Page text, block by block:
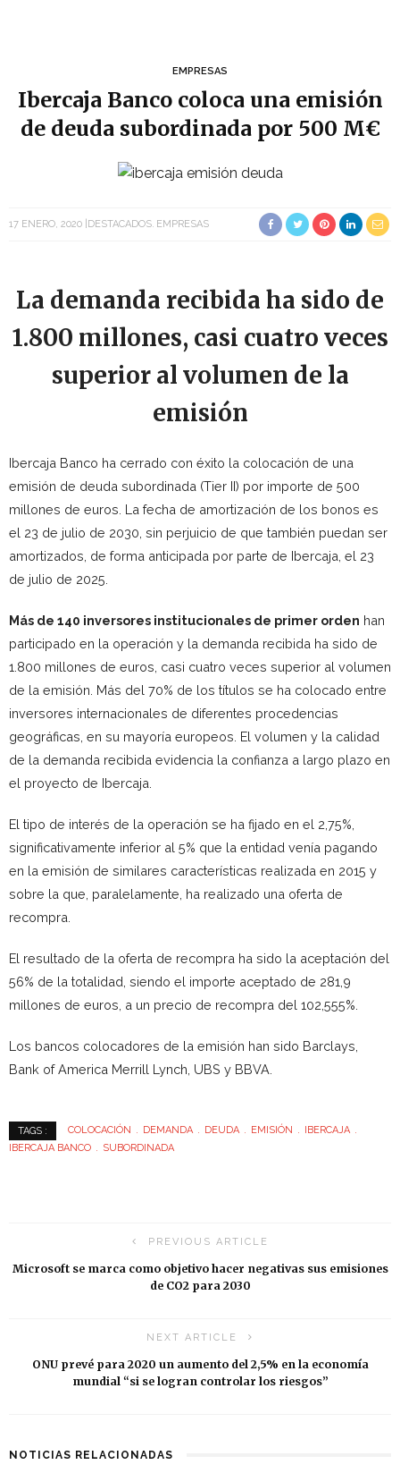
EMPRESAS
Ibercaja Banco coloca una emisión
de deuda subordinada por 500 M€
17 ENERO, 2020 DESTACADOS EMPRESAS
La demanda recibida ha sido de
1.800 millones, casi cuatro veces
superior al volumen de la
emisión
Ibercaja Banco ha cerrado con éxito la colocación de una
emisión de deuda subordinada (Tier II) por importe de 500
millones de euros. La fecha de amortización de los bonos es
el 23 de julio de 2030, sin perjuicio de que también puedan ser
amortizados, de forma anticipada por parte de Ibercaja, el 23
de julio de 2025.
Más de 140 inversores institucionales de primer orden han
participado en la operación y la demanda recibida ha sido de
1.800 millones de euros, casi cuatro veces superior al volumen
de la emisión. Más del 70% de los títulos se ha colocado entre
inversores internacionales de diferentes procedencias
geográficas, en su mayoría europeos. El volumen y la calidad
de la demanda recibida evidencia la confianza a largo plazo en
el proyecto de Ibercaja.
El tipo de interés de la operación se ha fijado en el 2,75%,
significativamente inferior al 5% que la entidad venía pagando
en la emisión de similares características realizada en 2015 y
sobre la que, paralelamente, ha realizado una oferta de
recompra.
El resultado de la oferta de recompra ha sido la aceptación del
56% de la totalidad, siendo el importe aceptado de 281,9
millones de euros, a un precio de recompra del 102,555%.
Los bancos colocadores de la emisión han sido Barclays,
Bank of America Merrill Lynch, UBS y BBVA.
TAGS : COLOCACIÓN DEMANDA DEUDA EMISIÓN
IBERCAJA
IBERCAJA BANCO
SUBORDINADA
PREVIOUS ARTICLE
Microsoft se marca como objetivo hacer negativas sus emisiones
de CO2 para 2030
NEXT ARTICLE
ONU prevé para 2020 un aumento del 2,5% en la economía
mundial “si se logran controlar los riesgos”
NOTICIAS RELACIONADAS